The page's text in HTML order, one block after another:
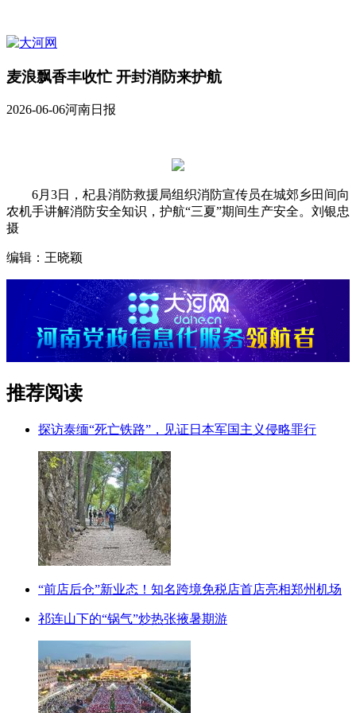
麦浪飘香丰收忙 开封消防来护航
2026-06-06河南日报
6月3日，杞县消防救援局组织消防宣传员在城郊乡田间向
农机手讲解消防安全知识，护航“三夏”期间生产安全。刘银忠
摄
编辑：王晓颖
推荐阅读
探访泰缅“死亡铁路”，见证日本军国主义侵略罪行
“前店后仓”新业态！知名跨境免税店首店亮相郑州机场
祁连山下的“锅气”炒热张掖暑期游